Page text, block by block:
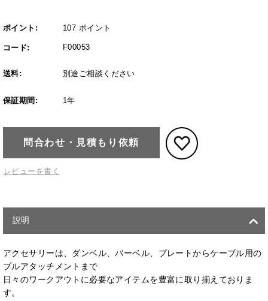
ポイント: 107 ポイント
コード: F00053
送料: 別途ご相談ください
保証期間: 1年
問合わせ・見積もり依頼
レビューを書く
説明
アクセサリーは、ダンベル、バーベル、プレートからケーブル用の
プルアタッチメントまで
日々のワークアウトに必要なアイテムを豊富に取り揃えておりま
す。